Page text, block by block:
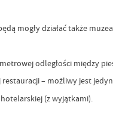
mogły działać także
odległości między
– możliwy jest
(z wyjątkami).